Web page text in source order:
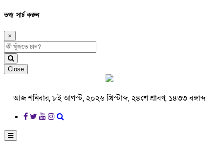
তথ্য সার্চ করুন
×
Close
আজ শনিবার, ৮ই আগস্ট, ২০২৬ খ্রিস্টাব্দ, ২৪শে শ্রাবণ, ১৪৩৩ বঙ্গাব্দ